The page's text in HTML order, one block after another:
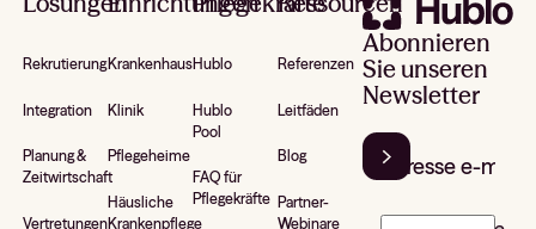
Rekrutierung
Integration
Planung &
Zeitwirtschaft
Vertretungen
Krankenhaus
Klinik
Pflegeheime
Häusliche
Krankenpflege
Hublo
Hublo
Pool
FAQ für
Pflegekräfte
Referenzen
Leitfäden
Blog
Partner-
Webinare
Abonnieren
Sie unseren
Newsletter